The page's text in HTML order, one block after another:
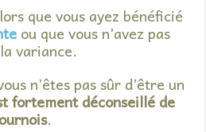
que vous ayez bénéficié
ou que vous n’avez pas
variance.
n’êtes pas sûr d’être un
fortement déconseillé de
.